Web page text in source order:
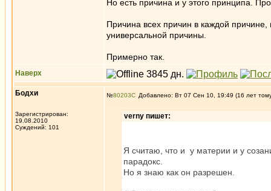
Но есть причина и у этого принципа.
Причина всех причин в каждой
универсальной причины.
Примерно так.
Наверх
Бодхи
Зарегистрирован:
19.08.2010
Суждений: 101
№80203 Добавлено: Вт 07 Сен 10, 19:49 (16 лет
verny пишет:
Я считаю, что и у материи и у
парадокс.
Но я знаю как он разрешен.